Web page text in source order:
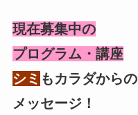
現在募集中の
プログラム ・講座
シミ もカラダからの
メッセージ！